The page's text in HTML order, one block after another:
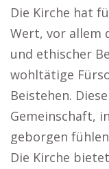
Die Kirche hat
Wert, vor allem
und ethischer
wohltätige
Beistehen.
Gemeinschaft,
geborgen
Die Kirche